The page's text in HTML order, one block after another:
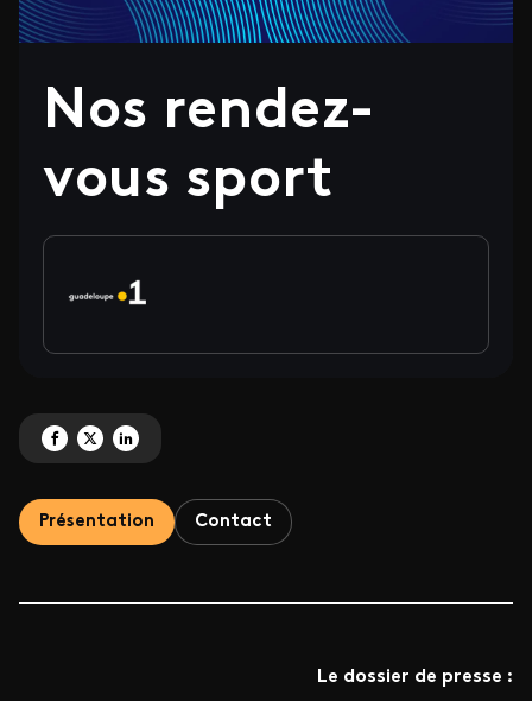
Nos rendez-
vous sport
Partagez 'Nos rendez-vous sport' sur Facebook
Partagez 'Nos rendez-vous sport' sur X
Partagez 'Nos rendez-vous sport' sur LinkedIn
Présentation Contact
Le dossier de presse :